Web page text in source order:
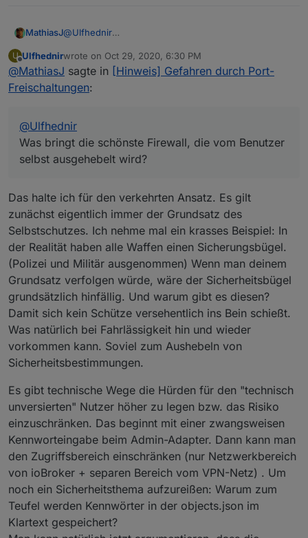
MathiasJ@Ulfhednir
Port offen
Port offen Part2
Was bringt die schönste Firewall, die vom Benutzer
selbst ausgehebelt wird?
einer,
Wenn das nicht reicht, dann reicht eh nix mehr.
Gruß,
Mathias
U
Offline
Ulfhednirwrote on Oct 29, 2020, 6:30 PM
last edited by
@MathiasJ sagte in [Hinweis] Gefahren durch Port-
Freischaltungen:
@Ulfhednir
Was bringt die schönste Firewall, die vom Benutzer
selbst ausgehebelt wird?
Das halte ich für den verkehrten Ansatz. Es gilt
zunächst eigentlich immer der Grundsatz des
Selbstschutzes. Ich nehme mal ein krasses Beispiel: In
der Realität haben alle Waffen einen Sicherungsbügel.
(Polizei und Militär ausgenommen) Wenn man deinem
Grundsatz verfolgen würde, wäre der Sicherheitsbügel
grundsätzlich hinfällig. Und warum gibt es diesen?
Damit sich kein Schütze versehentlich ins Bein schießt.
Was natürlich bei Fahrlässigkeit hin und wieder
vorkommen kann. Soviel zum Aushebeln von
Sicherheitsbestimmungen.
Es gibt technische Wege die Hürden für den "technisch
unversierten" Nutzer höher zu legen bzw. das Risiko
einzuschränken. Das beginnt mit einer zwangsweisen
Kennworteingabe beim Admin-Adapter. Dann kann man
den Zugriffsbereich einschränken (nur Netzwerkbereich
von ioBroker + separen Bereich vom VPN-Netz) . Um
noch ein Sicherheitsthema aufzureißen: Warum zum
Teufel werden Kennwörter in der objects.json im
Klartext gespeichert?